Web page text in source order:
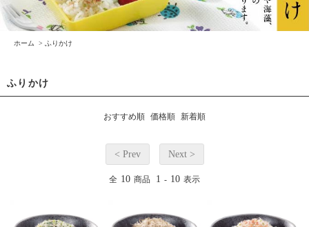
ホーム > ふりかけ
ふりかけ
おすすめ順 価格順 新着順
< Prev Next >
全 10 商品 1 - 10 表示